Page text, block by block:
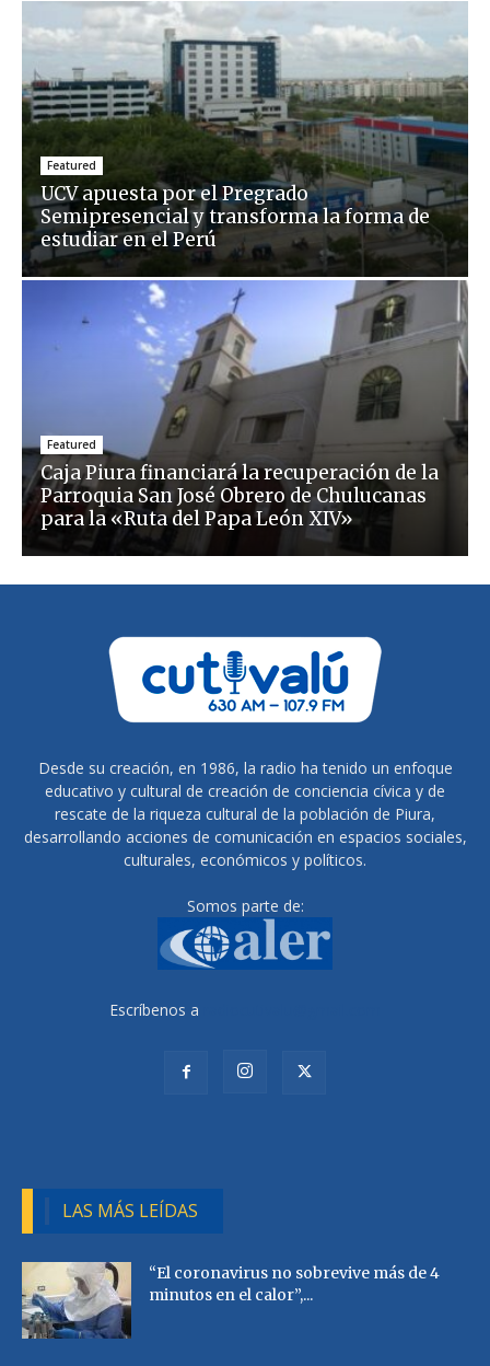
Featured
UCV apuesta por el Pregrado
Semipresencial y transforma la forma de
estudiar en el Perú
Featured
Caja Piura financiará la recuperación de la
Parroquia San José Obrero de Chulucanas
para la «Ruta del Papa León XIV»
Desde su creación, en 1986, la radio ha tenido un enfoque
educativo y cultural de creación de conciencia cívica y de
rescate de la riqueza cultural de la población de Piura,
desarrollando acciones de comunicación en espacios sociales,
culturales, económicos y políticos.
Somos parte de:
Escríbenos a
LAS MÁS LEÍDAS
“El coronavirus no sobrevive más de 4
minutos en el calor”,...